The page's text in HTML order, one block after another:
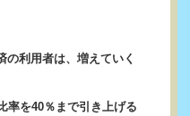
の利用者は、増えていく
率を40％まで引き上げる